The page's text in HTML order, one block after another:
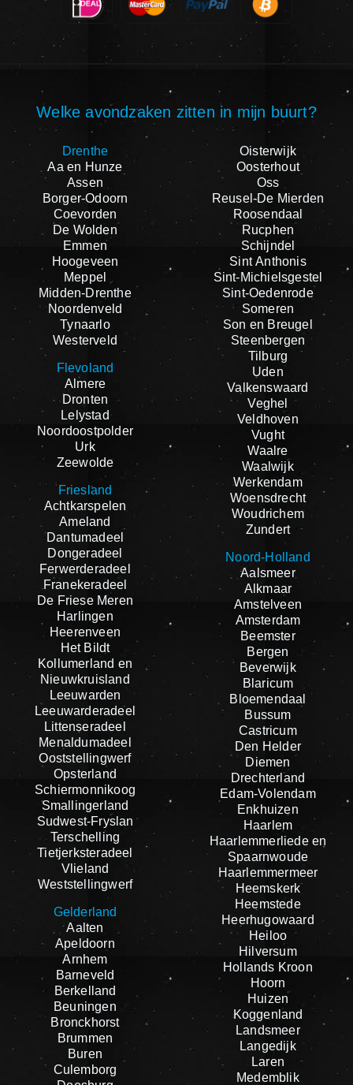
Welke avondzaken zitten in mijn buurt?
Drenthe
Aa en Hunze
Assen
Borger-Odoorn
Coevorden
De Wolden
Emmen
Hoogeveen
Meppel
Midden-Drenthe
Noordenveld
Tynaarlo
Westerveld
Flevoland
Almere
Dronten
Lelystad
Noordoostpolder
Urk
Zeewolde
Friesland
Achtkarspelen
Ameland
Dantumadeel
Dongeradeel
Ferwerderadeel
Franekeradeel
De Friese Meren
Harlingen
Heerenveen
Het Bildt
Kollumerland en
Nieuwkruisland
Leeuwarden
Leeuwarderadeel
Littenseradeel
Menaldumadeel
Ooststellingwerf
Opsterland
Schiermonnikoog
Smallingerland
Sudwest-Fryslan
Terschelling
Tietjerksteradeel
Vlieland
Weststellingwerf
Gelderland
Aalten
Apeldoorn
Arnhem
Barneveld
Berkelland
Beuningen
Bronckhorst
Brummen
Buren
Culemborg
Oisterwijk
Oosterhout
Oss
Reusel-De Mierden
Roosendaal
Rucphen
Schijndel
Sint Anthonis
Sint-Michielsgestel
Sint-Oedenrode
Someren
Son en Breugel
Steenbergen
Tilburg
Uden
Valkenswaard
Veghel
Veldhoven
Vught
Waalre
Waalwijk
Werkendam
Woensdrecht
Woudrichem
Zundert
Noord-Holland
Aalsmeer
Alkmaar
Amstelveen
Amsterdam
Beemster
Bergen
Beverwijk
Blaricum
Bloemendaal
Bussum
Castricum
Den Helder
Diemen
Drechterland
Edam-Volendam
Enkhuizen
Haarlem
Haarlemmerliede en
Spaarnwoude
Haarlemmermeer
Heemskerk
Heemstede
Heerhugowaard
Heiloo
Hilversum
Hollands Kroon
Hoorn
Huizen
Koggenland
Landsmeer
Langedijk
Laren
Medemblik